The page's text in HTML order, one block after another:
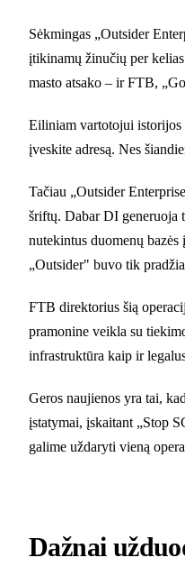
Sėkmingas „Outsider
įtikinamų žinučių per
masto atsako – ir FTB,
Eiliniam vartotojui istorijos
įveskite adresą. Nes
Tačiau „Outsider
šriftų. Dabar DI generuoja
nutekintus duomenų
„Outsider" buvo tik
FTB direktorius šią
pramonine veikla su
infrastruktūra kaip ir
Geros naujienos yra tai,
įstatymai, įskaitant „Stop
galime uždaryti vieną
Dažnai